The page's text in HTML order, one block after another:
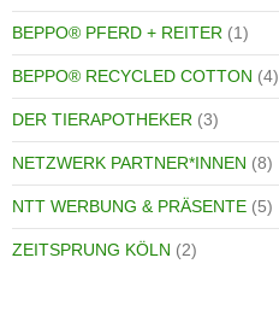
BEPPO® PFERD + REITER (1)
BEPPO® RECYCLED COTTON (4)
DER TIERAPOTHEKER (3)
NETZWERK PARTNER*INNEN (8)
NTT WERBUNG & PRÄSENTE (5)
ZEITSPRUNG KÖLN (2)